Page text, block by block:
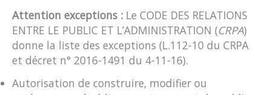
Attention exceptions : Le CODE DES RELATIONS
ENTRE LE PUBLIC ET L’ADMINISTRATION (CRPA)
donne la liste des exceptions (L.112-10 du CRPA
et décret n° 2016-1491 du 4-11-16).
Autorisation de construire, modifier ou